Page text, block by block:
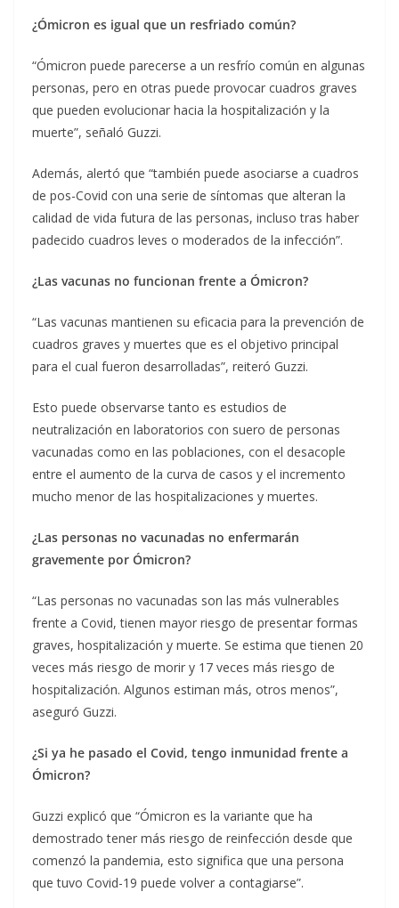
¿Ómicron es igual que un resfriado común?
“Ómicron puede parecerse a un resfrío común en algunas
personas, pero en otras puede provocar cuadros graves
que pueden evolucionar hacia la hospitalización y la
muerte”, señaló Guzzi.
Además, alertó que “también puede asociarse a cuadros
de pos-Covid con una serie de síntomas que alteran la
calidad de vida futura de las personas, incluso tras haber
padecido cuadros leves o moderados de la infección”.
¿Las vacunas no funcionan frente a Ómicron?
“Las vacunas mantienen su eficacia para la prevención de
cuadros graves y muertes que es el objetivo principal
para el cual fueron desarrolladas”, reiteró Guzzi.
Esto puede observarse tanto es estudios de
neutralización en laboratorios con suero de personas
vacunadas como en las poblaciones, con el desacople
entre el aumento de la curva de casos y el incremento
mucho menor de las hospitalizaciones y muertes.
¿Las personas no vacunadas no enfermarán
gravemente por Ómicron?
“Las personas no vacunadas son las más vulnerables
frente a Covid, tienen mayor riesgo de presentar formas
graves, hospitalización y muerte. Se estima que tienen 20
veces más riesgo de morir y 17 veces más riesgo de
hospitalización. Algunos estiman más, otros menos”,
aseguró Guzzi.
¿Si ya he pasado el Covid, tengo inmunidad frente a
Ómicron?
Guzzi explicó que “Ómicron es la variante que ha
demostrado tener más riesgo de reinfección desde que
comenzó la pandemia, esto significa que una persona
que tuvo Covid-19 puede volver a contagiarse”.